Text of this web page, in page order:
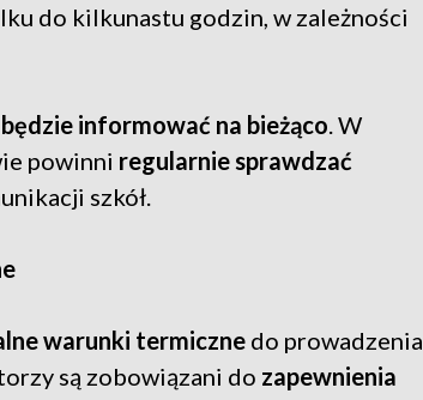
do kilkunastu godzin, w zależności
informować na bieżąco . W
powinni regularnie sprawdzać
szkół.
warunki termiczne do prowadzenia
są zobowiązani do zapewnienia